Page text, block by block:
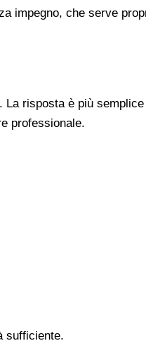
impegno, che serve
La risposta è più
professionale.
sufficiente.